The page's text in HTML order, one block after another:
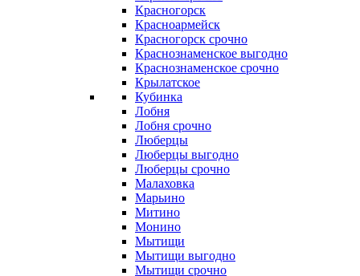
Красногорск
Красноармейск
Красногорск срочно
Краснознаменское выгодно
Краснознаменское срочно
Крылатское
Кубинка
Лобня
Лобня срочно
Люберцы
Люберцы выгодно
Люберцы срочно
Малаховка
Марьино
Митино
Монино
Мытищи
Мытищи выгодно
Мытищи срочно